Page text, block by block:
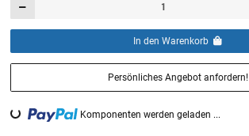
In den Warenkorb
Persönliches Angebot anfordern!
Loading... Komponenten werden geladen ...